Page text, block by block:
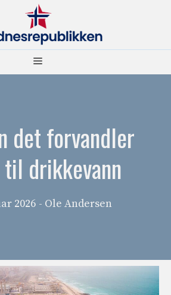
Meny
det forvandler
drikkevann
2026 - Ole Andersen